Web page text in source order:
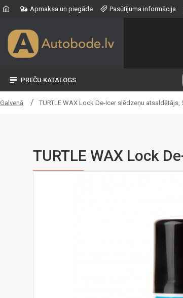
Apmaksa un piegāde Pasūtījuma informācija
PREČU KATALOGS
Galvenā TURTLE WAX Lock De-Icer slēdzeņu atsaldētājs,
TURTLE WAX Lock